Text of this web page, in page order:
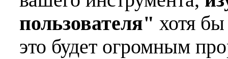
пользователя" хотя
это будет огромным